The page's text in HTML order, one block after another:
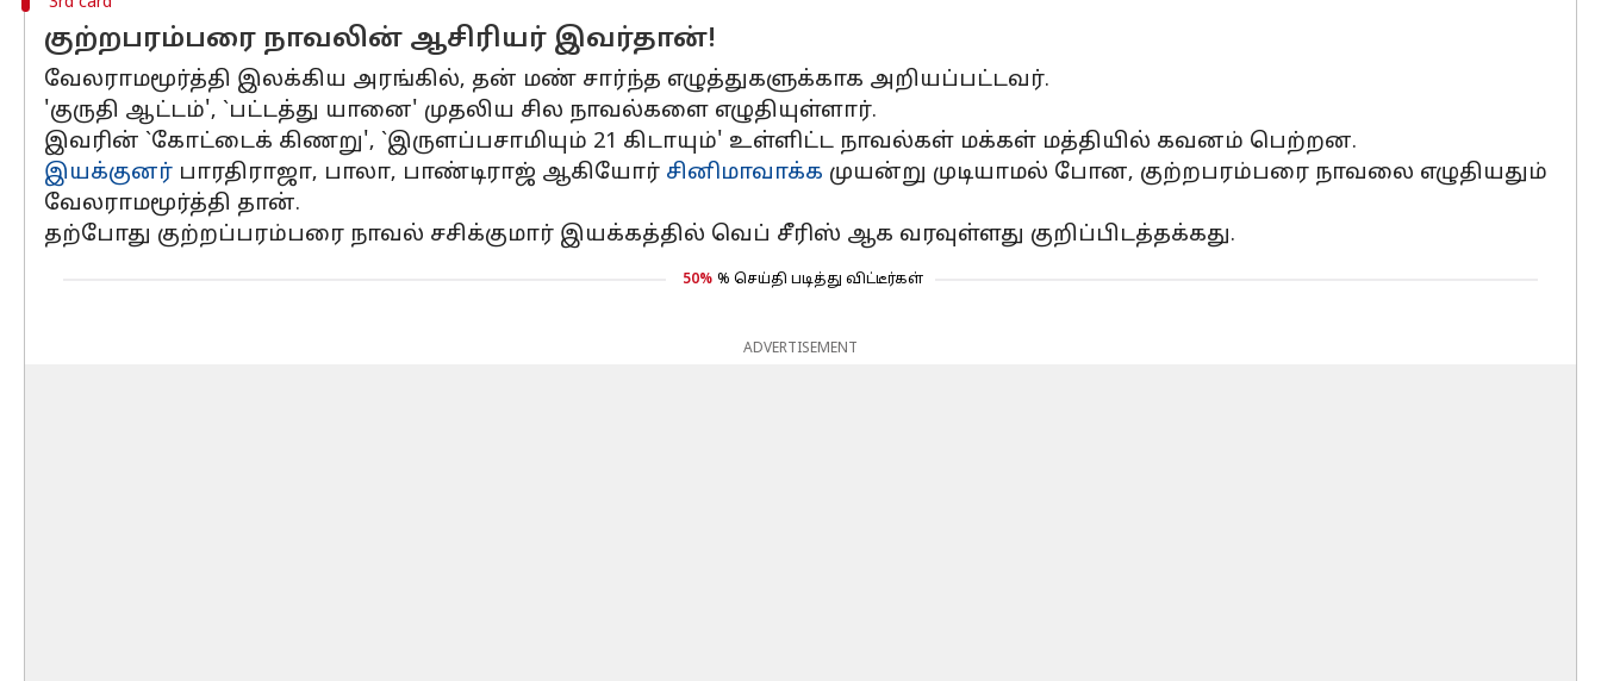
குற்றபரம்பரை நாவலின் ஆசிரியர் இவர்தான்!
வேலராமமூர்த்தி இலக்கிய அரங்கில், தன் மண் சார்ந்த எழுத்துகளுக்காக அறியப்பட்டவர்.
'குருதி ஆட்டம்', `பட்டத்து யானை' முதலிய சில நாவல்களை எழுதியுள்ளார்.
இவரின் `கோட்டைக் கிணறு', `இருளப்பசாமியும் 21 கிடாயும்' உள்ளிட்ட நாவல்கள் மக்கள் மத்தியில் கவனம் பெற்றன.
இயக்குனர் பாரதிராஜா, பாலா, பாண்டிராஜ் ஆகியோர் சினிமாவாக்க முயன்று முடியாமல் போன, குற்றபரம்பரை நாவலை எழுதியதும்
வேலராமமூர்த்தி தான்.
தற்போது குற்றப்பரம்பரை நாவல் சசிக்குமார் இயக்கத்தில் வெப் சீரிஸ் ஆக வரவுள்ளது குறிப்பிடத்தக்கது.
50% % செய்தி படித்து விட்டீர்கள்
ADVERTISEMENT